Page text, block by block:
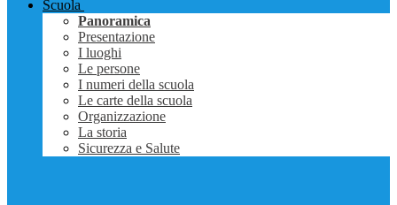
Scuola
Panoramica
Presentazione
I luoghi
Le persone
I numeri della scuola
Le carte della scuola
Organizzazione
La storia
Sicurezza e Salute